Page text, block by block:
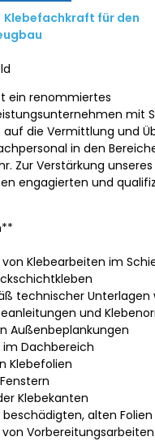
für den
ein renommiertes
mit
auf die Vermittlung und
in den
Zur Verstärkung
engagierten und
Klebearbeiten im
technischer Unterlagen
und
Außenbeplankungen
Dachbereich
Klebefolien
Klebekanten
alten Folien
Vorbereitungsarbeiten